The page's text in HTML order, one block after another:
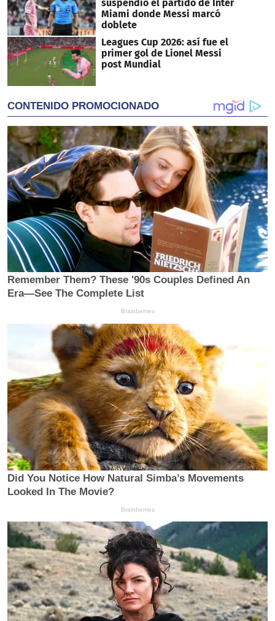
suspendió el partido de Inter
Miami donde Messi marcó
doblete
Leagues Cup 2026: así fue el
primer gol de Lionel Messi
post Mundial